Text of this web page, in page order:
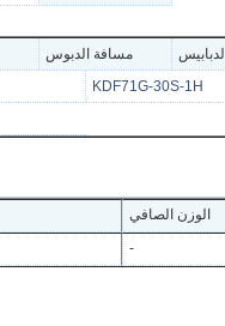
مسافة الدبوس الدبابيس
KDF71G-30S-1H
الوزن الصافي
-